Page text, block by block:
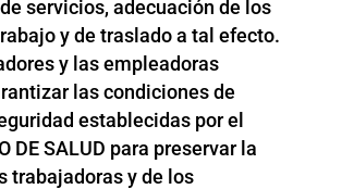
servicios, adecuación de los
y de traslado a tal efecto.
y las empleadoras
las condiciones de
establecidas por el
DE SALUD para preservar la
trabajadoras y de los